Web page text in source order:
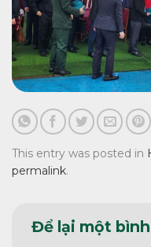
This entry was posted in
permalink.
Để lại một